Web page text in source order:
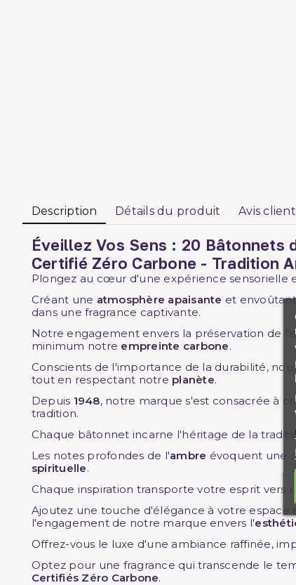
Description Détails du produit Avis
Éveillez Vos Sens : 20 Bâtonnets
Certifié Zéro Carbone - Tradition
Plongez au cœur d'une expérience sensorielle
Créant une atmosphère apaisante et
dans une fragrance captivante.
Notre engagement envers la préservation de
minimum notre empreinte carbone.
Conscients de l'importance de la durabilité,
tout en respectant notre planète.
Depuis 1948, notre marque s'est consacrée à
tradition.
Chaque bâtonnet incarne l'héritage de la
Les notes profondes de l'ambre évoquent une
spirituelle.
Chaque inspiration transporte votre esprit
Ajoutez une touche d'élégance à votre
l'engagement de notre marque envers l'
Offrez-vous le luxe d'une ambiance raffinée,
Optez pour une fragrance qui transcende le
Certifiés Zéro Carbone.